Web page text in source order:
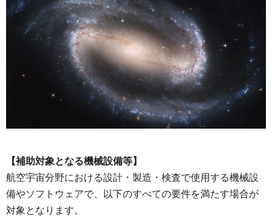
【補助対象となる機械設備等】
航空宇宙分野における設計・製造・検査で使用する機械設
備やソフトウェアで、以下のすべての要件を満たす場合が
対象となります。